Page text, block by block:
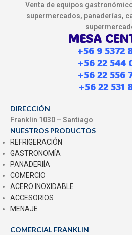
Venta de equipos
supermercados, panaderías,
MESA
+56 9 5372
+56 22 544
+56 22 556
+56 22 531
DIRECCIÓN
Franklin 1030 – Santiago
NUESTROS PRODUCTOS
REFRIGERACIÓN
GASTRONOMÍA
PANADERIÍA
COMERCIO
ACERO INOXIDABLE
ACCESORIOS
MENAJE
COMERCIAL FRANKLIN